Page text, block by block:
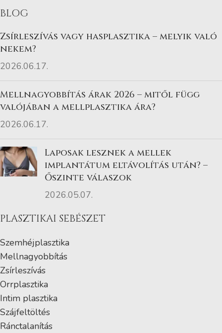
BLOG
Zsírleszívás vagy hasplasztika – melyik való
nekem?
2026.06.17.
Mellnagyobbítás árak 2026 – mitől függ
valójában a mellplasztika ára?
2026.06.17.
Laposak lesznek a mellek
implantátum eltávolítás után? –
Őszinte válaszok
2026.05.07.
PLASZTIKAI SEBÉSZET
Szemhéjplasztika
Mellnagyobbítás
Zsírleszívás
Orrplasztika
Intim plasztika
Szájfeltöltés
Ránctalanítás